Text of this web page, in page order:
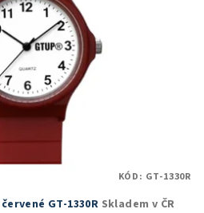
GT-1330R Skladem v ČR
KÓD: GT-1330R